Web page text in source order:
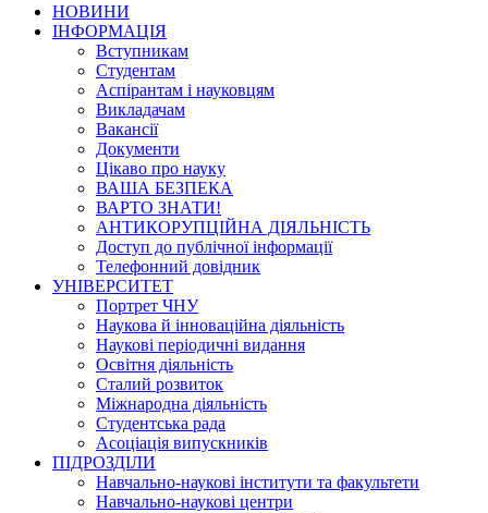
НОВИНИ
ІНФОРМАЦІЯ
Вступникам
Студентам
Аспірантам і науковцям
Викладачам
Вакансії
Документи
Цікаво про науку
ВАША БЕЗПЕКА
ВАРТО ЗНАТИ!
АНТИКОРУПЦІЙНА ДІЯЛЬНІСТЬ
Доступ до публічної інформації
Телефонний довідник
УНІВЕРСИТЕТ
Портрет ЧНУ
Наукова й інноваційна діяльність
Наукові періодичні видання
Освітня діяльність
Сталий розвиток
Міжнародна діяльність
Студентська рада
Асоціація випускників
ПІДРОЗДІЛИ
Навчально-наукові інститути та факультети
Навчально-наукові центри